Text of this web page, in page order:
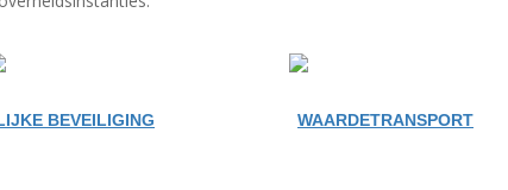
BEVEILIGING WAARDETRANSPORT